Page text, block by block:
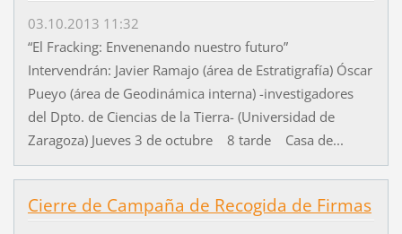
03.10.2013 11:32
“El Fracking: Envenenando nuestro futuro”
Intervendrán: Javier Ramajo (área de Estratigrafía) Óscar
Pueyo (área de Geodinámica interna) -investigadores
del Dpto. de Ciencias de la Tierra- (Universidad de
Zaragoza) Jueves 3 de octubre 8 tarde Casa de...
Cierre de Campaña de Recogida de Firmas